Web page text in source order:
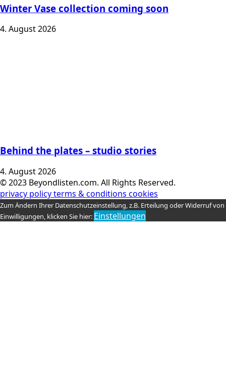
Winter Vase collection coming soon
4. August 2026
Behind the plates – studio stories
4. August 2026
© 2023 Beyondlisten.com. All Rights Reserved.
privacy policyterms & conditions cookies
Zum Ändern Ihrer Datenschutzeinstellung, z.B. Erteilung oder Widerruf von
Einwilligungen, klicken Sie hier: Einstellungen